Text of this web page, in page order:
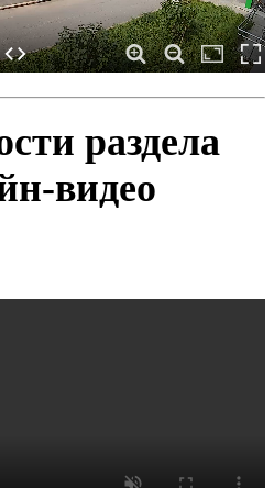
раздела
видео